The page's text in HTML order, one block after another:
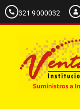
321 9000032